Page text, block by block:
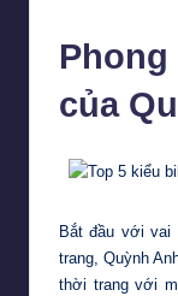
của
Bắt đầu với
trang, Quỳnh
thời trang với